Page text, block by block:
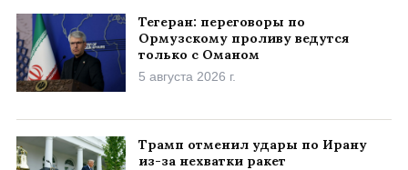
Тегеран: переговоры по
Ормузскому проливу ведутся
только с Оманом
5 августа 2026 г.
Трамп отменил удары по Ирану
из-за нехватки ракет